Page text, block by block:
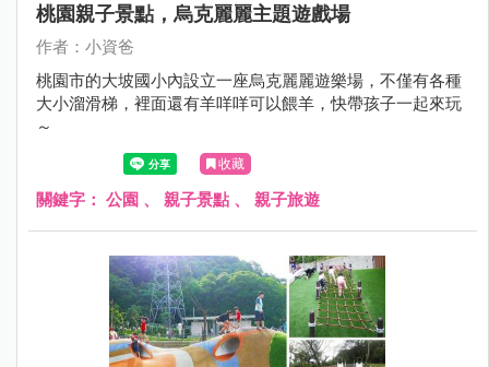
桃園親子景點，烏克麗麗主題遊戲場
作者：小資爸
桃園市的大坡國小內設立一座烏克麗麗遊樂場，不僅有各種
大小溜滑梯，裡面還有羊咩咩可以餵羊，快帶孩子一起來玩
～
收藏
關鍵字： 公園 、 親子景點 、 親子旅遊